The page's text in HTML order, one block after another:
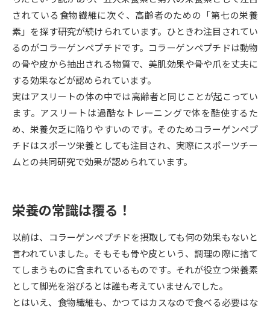
大学で学べる内容や特徴を調べる
新増設大学・学部・学科特集
国際・グローバルに強い大学特
集
データサイエンス特集 奨学金・特待生制度特集
デジタルパンフレット 進路の３択
新学年スタート号特集ページ
（高3生用）
新学年スタート号特集ページ
（高2生用）
オープンキャンパス検索 実施プログラムから探す
来場型・Web型イベント特集 夢ナビライブ
されている食物繊維に次ぐ、高齢者のための「第七の栄養
素」を探す研究が続けられています。ひときわ注目されてい
るのがコラーゲンペプチドです。コラーゲンペプチドは動物
の骨や皮から抽出される物質で、美肌効果や骨や爪を丈夫に
する効果などが認められています。
実はアスリートの体の中では高齢者と同じことが起こってい
ます。アスリートは過酷なトレーニングで体を酷使するた
め、栄養欠乏に陥りやすいのです。そのためコラーゲンペプ
チドはスポーツ栄養としても注目され、実際にスポーツチー
ムとの共同研究で効果が認められています。
栄養の常識は覆る！
以前は、コラーゲンペプチドを摂取しても何の効果もないと
言われていました。そもそも骨や皮という、調理の際に捨て
てしまうものに含まれているものです。それが役立つ栄養素
として脚光を浴びるとは誰も考えていませんでした。
とはいえ、食物繊維も、かつてはカスなので食べる必要はな